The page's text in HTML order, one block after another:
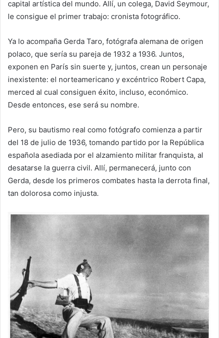
capital artística del mundo. Allí, un colega, David Seymour,
le consigue el primer trabajo: cronista fotográfico.
Ya lo acompaña Gerda Taro, fotógrafa alemana de origen
polaco, que sería su pareja de 1932 a 1936. Juntos,
exponen en París sin suerte y, juntos, crean un personaje
inexistente: el norteamericano y excéntrico Robert Capa,
merced al cual consiguen éxito, incluso, económico.
Desde entonces, ese será su nombre.
Pero, su bautismo real como fotógrafo comienza a partir
del 18 de julio de 1936, tomando partido por la República
española asediada por el alzamiento militar franquista, al
desatarse la guerra civil. Allí, permanecerá, junto con
Gerda, desde los primeros combates hasta la derrota final,
tan dolorosa como injusta.